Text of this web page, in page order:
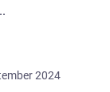
2024